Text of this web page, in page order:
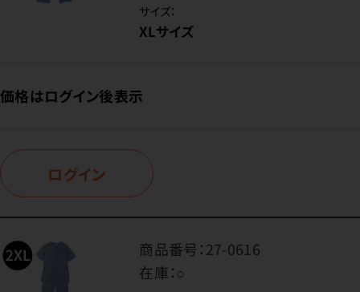
サイズ：
XLサイズ
価格はログイン後表示
ログイン
商品番号：27-0616
在庫：○